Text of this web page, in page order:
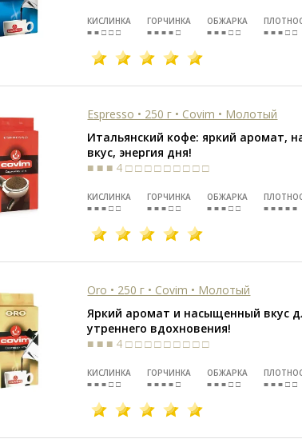
КИСЛИНКА
■ ■ □ □ □
ГОРЧИНКА
■ ■ ■ ■ □
ОБЖАРКА
■ ■ ■ □ □
■ ■ ■ □ □
Espresso • 250 г • Covim • Молотый
Итальянский кофе: яркий аромат,
вкус, энергия дня!
■ ■ ■ 4 □ □ □ □ □ □ □ □ □
КИСЛИНКА
■ ■ ■ □ □
ГОРЧИНКА
■ ■ ■ □ □
ОБЖАРКА
■ ■ ■ □ □
■ ■ ■ ■ ■
Oro • 250 г • Covim • Молотый
Яркий аромат и насыщенный вкус
утреннего вдохновения!
■ ■ ■ 4 □ □ □ □ □ □ □ □ □
КИСЛИНКА
■ ■ ■ □ □
ГОРЧИНКА
■ ■ ■ ■ □
ОБЖАРКА
■ ■ ■ □ □
■ ■ ■ □ □